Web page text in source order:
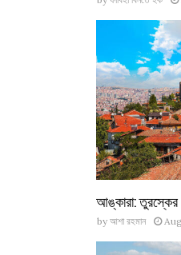
আঙ্কারা:
by আশা রহমান